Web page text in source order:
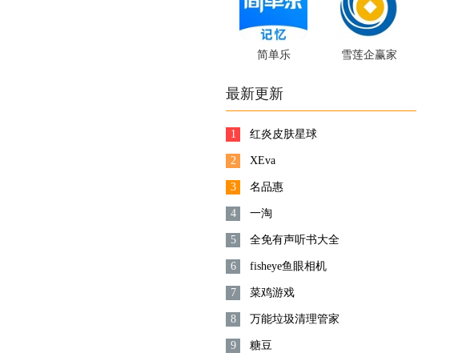
简单乐 雪莲企赢家
最新更新
1 红炎皮肤星球
2 XEva
3 名品惠
4 一淘
5 全免有声听书大全
6 fisheye鱼眼相机
7 菜鸡游戏
8 万能垃圾清理管家
9 糖豆